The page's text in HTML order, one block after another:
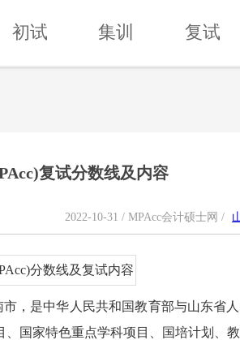
初试 集训 复试
复试分数线及内容
2022-10-31 / MPAcc会计硕士网 /
市，是中华人民共和国教育部与山东省
国家特色重点学科项目、国培计划、